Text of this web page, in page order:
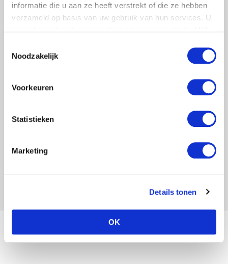
informatie die u aan ze heeft verstrekt of die ze hebben
verzameld op basis van uw gebruik van hun services. U
Noodzakelijk
Voorkeuren
Statistieken
Marketing
Details tonen
OK
Resultaat
overleefd. De directie geeft aan dat zij in veel
gemeenten die diensten bij hen afnemen. “Wij
geven over hoe de WMO het beste valt in te